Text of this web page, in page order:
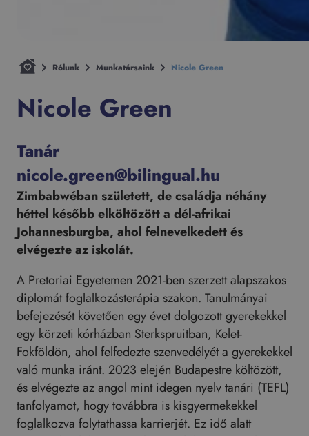
Rólunk Munkatársaink Nicole Green
Nicole Green
Tanár
nicole.green@bilingual.hu
Zimbabwéban született, de családja néhány
héttel később elköltözött a dél-afrikai
Johannesburgba, ahol felnevelkedett és
elvégezte az iskolát.
A Pretoriai Egyetemen 2021-ben szerzett alapszakos
diplomát foglalkozásterápia szakon. Tanulmányai
befejezését követően egy évet dolgozott gyerekekkel
egy körzeti kórházban Sterkspruitban, Kelet-
Fokföldön, ahol felfedezte szenvedélyét a gyerekekkel
való munka iránt. 2023 elején Budapestre költözött,
és elvégezte az angol mint idegen nyelv tanári (TEFL)
tanfolyamot, hogy továbbra is kisgyermekekkel
foglalkozva folytathassa karrierjét. Ez idő alatt